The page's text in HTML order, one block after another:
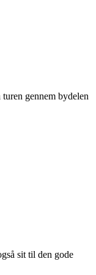
gennem bydelen
sit til den gode